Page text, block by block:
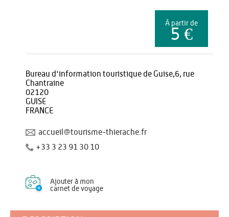
À partir de
5 €
Bureau d'information touristique de Guise,6, rue
Chantraine
02120
GUISE
FRANCE
accueil@tourisme-thierache.fr
+33 3 23 91 30 10
Ajouter à mon
carnet de voyage